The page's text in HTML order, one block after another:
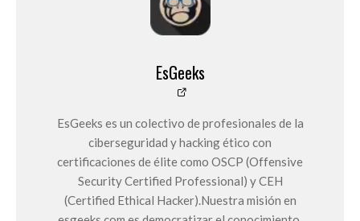
EsGeeks
EsGeeks es un colectivo de profesionales de la
ciberseguridad y hacking ético con
certificaciones de élite como OSCP (Offensive
Security Certified Professional) y CEH
(Certified Ethical Hacker).Nuestra misión en